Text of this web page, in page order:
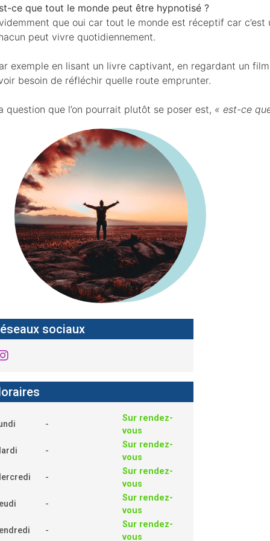
ce que tout le monde peut être hypnotisé ?
que oui car tout le monde est réceptif car
peut vivre quotidiennement.
exemple en lisant un livre captivant, en regardant un
besoin de réfléchir quelle route emprunter.
question que l’on pourrait plutôt se poser est, « est-ce
sociaux
-
Sur rendez-
vous
-
Sur rendez-
vous
-
Sur rendez-
vous
-
Sur rendez-
vous
-
Sur rendez-
vous